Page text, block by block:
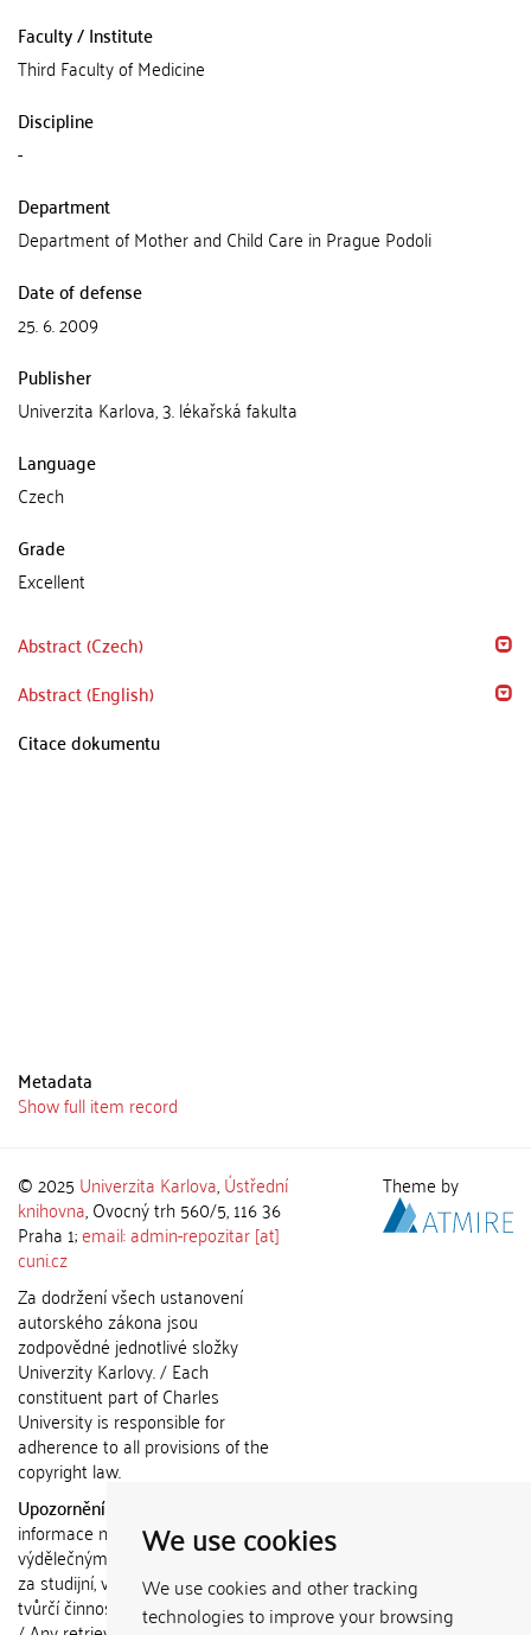
We use cookies
We use cookies and other tracking
technologies to improve your browsing
Faculty / Institute
Third Faculty of Medicine
Discipline
-
Department
Department of Mother and Child Care in Prague Podoli
Date of defense
25. 6. 2009
Publisher
Univerzita Karlova, 3. lékařská fakulta
Language
Czech
Grade
Excellent
Abstract (Czech)
Abstract (English)
Citace dokumentu
Metadata
Show full item record
© 2025 Univerzita Karlova,Ústřední
knihovna, Ovocný trh 560/5, 116 36
Praha 1;email: admin-repozitar [at]
cuni.cz
Za dodržení všech ustanovení
autorského zákona jsou
zodpovědné jednotlivé složky
Univerzity Karlovy. / Each
constituent part of Charles
University is responsible for
adherence to all provisions of the
copyright law.
Upozornění / Notice:
informace nemohou být použity k
výdělečným účelům nebo vydávány
za studijní, vědeckou nebo jinou
tvůrčí činnost jiné osoby než autora.
Theme by